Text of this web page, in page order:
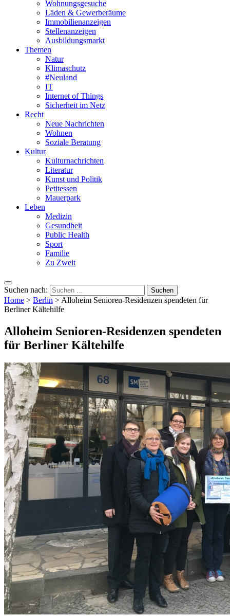
Wohnungsgesuche
Läden & Gewerberäume
Immobilienanzeigen
Stellenanzeigen
Ausbildungsmarkt
Themen
Natur
Klimaschutz
#Neuland
IT
Internet of Things
Sicherheit im Netz
Recht
Neue Nachrichten
Wohnen
Soziale Beratung
Kultur
Kulturnachrichten
Literatur
Kunst und Politik
Petitessen
Mauerpark
Leben
Medizin
Gesundheit
Public Health
Sport
Familie
Zu Zweit
Suchen nach:
Home > Berlin >Alloheim Senioren-Residenzen spendeten für
Berliner Kältehilfe
Alloheim Senioren-Residenzen spendeten
für Berliner Kältehilfe